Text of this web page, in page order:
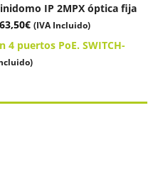
IP 2MPX óptica fija
63,50€ (IVA Incluido)
4 puertos PoE. SWITCH-